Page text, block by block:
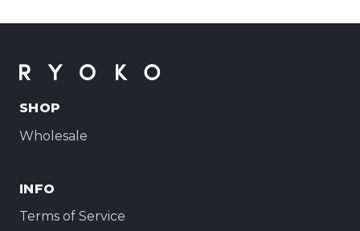
SHOP
Wholesale
INFO
Terms of Service